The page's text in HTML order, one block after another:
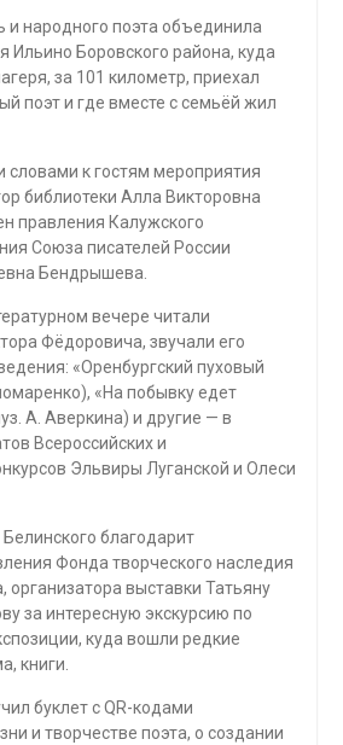
и народного поэта объединила
Ильино Боровского района, куда
за 101 километр, приехал
поэт и где вместе с семьёй жил
словами к гостям мероприятия
библиотеки Алла Викторовна
правления Калужского
Союза писателей России
Бендрышева.
вечере читали
Фёдоровича, звучали его
«Оренбургский пуховый
«На побывку едет
А. Аверкина) и другие — в
Всероссийских и
Эльвиры Луганской и Олеси
благодарит
Фонда творческого наследия
организатора выставки Татьяну
за интересную экскурсию по
куда вошли редкие
книги.
буклет с QR-кодами
и творчестве поэта, о создании